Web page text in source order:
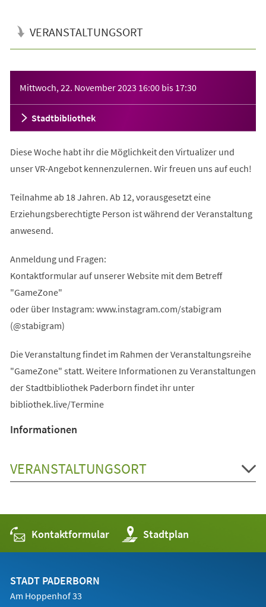
VERANSTALTUNGSORT
Mittwoch, 22. November 2023 16:00 bis 17:30
Stadtbibliothek
Diese Woche habt ihr die Möglichkeit den Virtualizer und
unser VR-Angebot kennenzulernen. Wir freuen uns auf euch!
Teilnahme ab 18 Jahren. Ab 12, vorausgesetzt eine
Erziehungsberechtigte Person ist während der Veranstaltung
anwesend.
Anmeldung und Fragen:
Kontaktformular auf unserer Website mit dem Betreff
"GameZone"
oder über Instagram: www.instagram.com/stabigram
(@stabigram)
Die Veranstaltung findet im Rahmen der Veranstaltungsreihe
"GameZone" statt. Weitere Informationen zu Veranstaltungen
der Stadtbibliothek Paderborn findet ihr unter
bibliothek.live/Termine
Informationen
VERANSTALTUNGSORT
Kontaktformular Stadtplan
(Öffnet
in
einem
STADT PADERBORN
Am Hoppenhof 33